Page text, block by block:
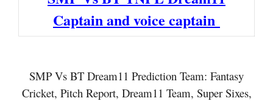
Captain and voice captain
SMP Vs BT Dream11 Prediction Team: Fantasy
Cricket, Pitch Report, Dream11 Team, Super Sixes,